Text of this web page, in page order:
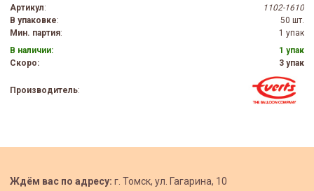
Артикул:
1102-1610
В упаковке:
50 шт.
Мин. партия:
1 упак
В наличии:
1 упак
Скоро:
3 упак
Производитель:
Ждём вас по адресу: г. Томск, ул. Гагарина, 10